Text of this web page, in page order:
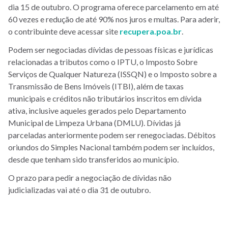
dia 15 de outubro. O programa oferece parcelamento em até
60 vezes e redução de até 90% nos juros e multas. Para aderir,
o contribuinte deve acessarsite recupera.poa.br
Podem ser negociadas dívidas de pessoas físicas e jurídicas
relacionadas a tributos como o IPTU, o Imposto Sobre
Serviços de Qualquer Natureza (ISSQN) e o Imposto sobre a
Transmissão de Bens Imóveis (ITBI), além de taxas
municipais e créditos não tributários inscritos em dívida
ativa, inclusive aqueles gerados pelo Departamento
Municipal de Limpeza Urbana (DMLU). Dívidas já
parceladas anteriormente podem ser renegociadas. Débitos
oriundos do Simples Nacional também podem ser incluídos,
desde que tenham sido transferidos ao município.
O prazo para pedir a negociação de dívidas não
judicializadas vai até o dia 31 de outubro.